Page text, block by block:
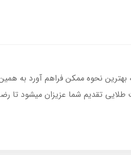
نحوه ممکن فراهم آورد به
تقدیم شما عزیزان میشود تا